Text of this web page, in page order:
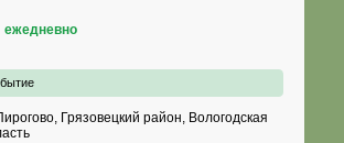
ежедневно
Грязовецкий район, Вологодская